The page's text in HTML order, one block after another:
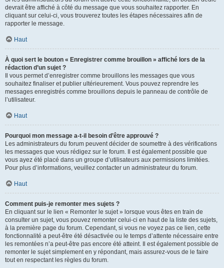
devrait être affiché à côté du message que vous souhaitez rapporter. En
cliquant sur celui-ci, vous trouverez toutes les étapes nécessaires afin de
rapporter le message.
Haut
À quoi sert le bouton « Enregistrer comme brouillon » affiché lors de la
rédaction d’un sujet ?
Il vous permet d’enregistrer comme brouillons les messages que vous
souhaitez finaliser et publier ultérieurement. Vous pouvez reprendre les
messages enregistrés comme brouillons depuis le panneau de contrôle de
l’utilisateur.
Haut
Pourquoi mon message a-t-il besoin d’être approuvé ?
Les administrateurs du forum peuvent décider de soumettre à des vérifications
les messages que vous rédigez sur le forum. Il est également possible que
vous ayez été placé dans un groupe d’utilisateurs aux permissions limitées.
Pour plus d’informations, veuillez contacter un administrateur du forum.
Haut
Comment puis-je remonter mes sujets ?
En cliquant sur le lien « Remonter le sujet » lorsque vous êtes en train de
consulter un sujet, vous pouvez remonter celui-ci en haut de la liste des sujets,
à la première page du forum. Cependant, si vous ne voyez pas ce lien, cette
fonctionnalité a peut-être été désactivée ou le temps d’attente nécessaire entre
les remontées n’a peut-être pas encore été atteint. Il est également possible de
remonter le sujet simplement en y répondant, mais assurez-vous de le faire
tout en respectant les règles du forum.